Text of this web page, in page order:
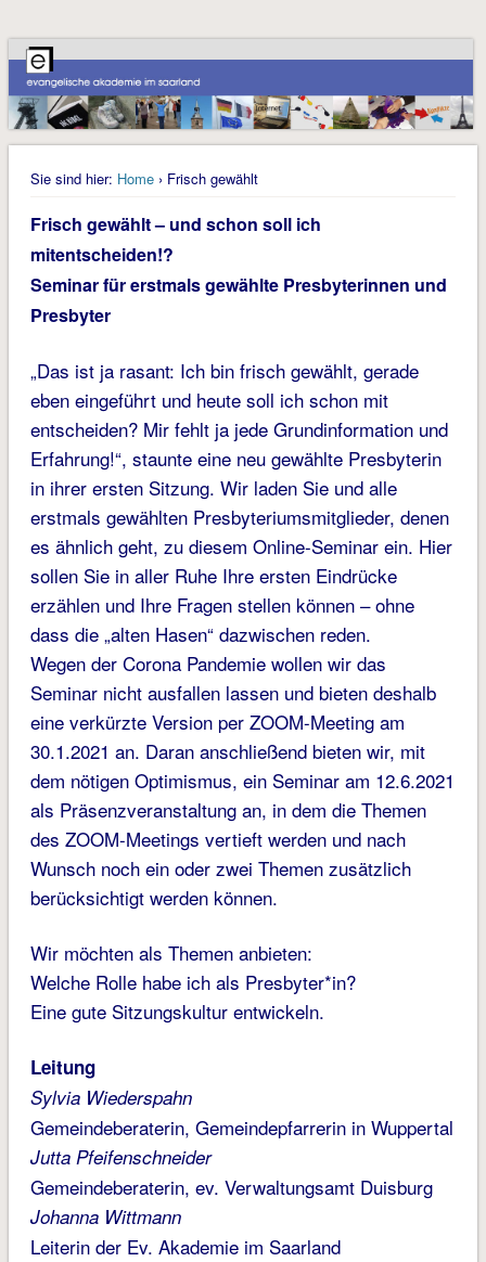
Sie sind hier: Home› Frisch gewählt
Frisch gewählt – und schon soll ich
mitentscheiden!?
Seminar für erstmals gewählte Presbyterinnen und
Presbyter
„Das ist ja rasant: Ich bin frisch gewählt, gerade
eben eingeführt und heute soll ich schon mit
entscheiden? Mir fehlt ja jede Grundinformation und
Erfahrung!“, staunte eine neu gewählte Presbyterin
in ihrer ersten Sitzung. Wir laden Sie und alle
erstmals gewählten Presbyteriumsmitglieder, denen
es ähnlich geht, zu diesem Online-Seminar ein. Hier
sollen Sie in aller Ruhe Ihre ersten Eindrücke
erzählen und Ihre Fragen stellen können – ohne
dass die „alten Hasen“ dazwischen reden.
Wegen der Corona Pandemie wollen wir das
Seminar nicht ausfallen lassen und bieten deshalb
eine verkürzte Version per ZOOM-Meeting am
30.1.2021 an. Daran anschließend bieten wir, mit
dem nötigen Optimismus, ein Seminar am 12.6.2021
als Präsenzveranstaltung an, in dem die Themen
des ZOOM-Meetings vertieft werden und nach
Wunsch noch ein oder zwei Themen zusätzlich
berücksichtigt werden können.
Wir möchten als Themen anbieten:
Welche Rolle habe ich als Presbyter*in?
Eine gute Sitzungskultur entwickeln.
Leitung
Sylvia Wiederspahn
Gemeindeberaterin, Gemeindepfarrerin in Wuppertal
Jutta Pfeifenschneider
Gemeindeberaterin, ev. Verwaltungsamt Duisburg
Johanna Wittmann
Leiterin der Ev. Akademie im Saarland